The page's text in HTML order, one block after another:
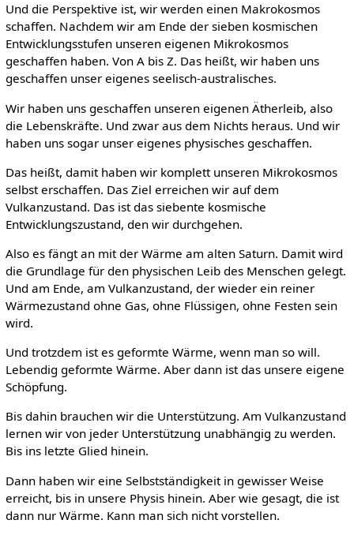
Und die Perspektive ist, wir werden einen Makrokosmos
schaffen. Nachdem wir am Ende der sieben kosmischen
Entwicklungsstufen unseren eigenen Mikrokosmos
geschaffen haben. Von A bis Z. Das heißt, wir haben uns
geschaffen unser eigenes seelisch-australisches.
Wir haben uns geschaffen unseren eigenen Ätherleib, also
die Lebenskräfte. Und zwar aus dem Nichts heraus. Und wir
haben uns sogar unser eigenes physisches geschaffen.
Das heißt, damit haben wir komplett unseren Mikrokosmos
selbst erschaffen. Das Ziel erreichen wir auf dem
Vulkanzustand. Das ist das siebente kosmische
Entwicklungszustand, den wir durchgehen.
Also es fängt an mit der Wärme am alten Saturn. Damit wird
die Grundlage für den physischen Leib des Menschen gelegt.
Und am Ende, am Vulkanzustand, der wieder ein reiner
Wärmezustand ohne Gas, ohne Flüssigen, ohne Festen sein
wird.
Und trotzdem ist es geformte Wärme, wenn man so will.
Lebendig geformte Wärme. Aber dann ist das unsere eigene
Schöpfung.
Bis dahin brauchen wir die Unterstützung. Am Vulkanzustand
lernen wir von jeder Unterstützung unabhängig zu werden.
Bis ins letzte Glied hinein.
Dann haben wir eine Selbstständigkeit in gewisser Weise
erreicht, bis in unsere Physis hinein. Aber wie gesagt, die ist
dann nur Wärme. Kann man sich nicht vorstellen.